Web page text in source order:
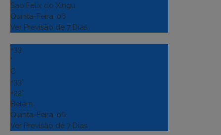
Sao Felix do Xingu
Quinta-Feira, 06
Ver Previsão de 7 Dias
+33
°
C
+33°
+22°
Belém
Quinta-Feira, 06
Ver Previsão de 7 Dias